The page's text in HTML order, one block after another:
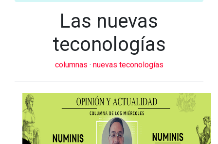
Las nuevas
teconologías
columnas · nuevas teconologías